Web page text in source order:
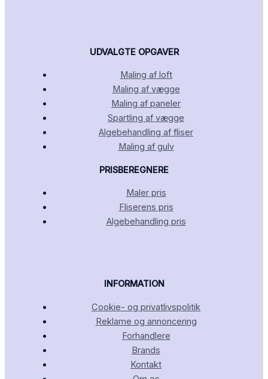
UDVALGTE OPGAVER
Maling af loft
Maling af vægge
Maling af paneler
Spartling af vægge
Algebehandling af fliser
Maling af gulv
PRISBEREGNERE
Maler pris
Fliserens pris
Algebehandling pris
INFORMATION
Cookie- og privatlivspolitik
Reklame og annoncering
Forhandlere
Brands
Kontakt